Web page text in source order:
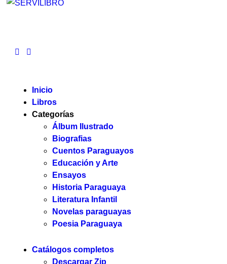
Inicio
Libros
Categorías
Álbum Ilustrado
Biografias
Cuentos Paraguayos
Educación y Arte
Ensayos
Historia Paraguaya
Literatura Infantil
Novelas paraguayas
Poesia Paraguaya
Catálogos completos
Descargar Zip